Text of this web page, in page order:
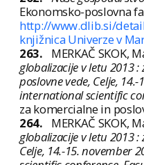
Ekonomsko-poslovna
http://www.dlib.si/
knjižnica Univerze v
263.
MERKAČ SKOK,
globalizacije v letu 2013
poslovne vede, Celje,
international scientific
za komercialne in
264.
MERKAČ SKOK,
globalizacije v letu 2013
Celje, 14.-15. november